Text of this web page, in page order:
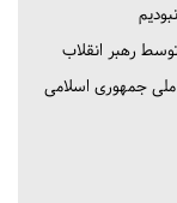
رهبر انقلاب
ملی جمهوری اسلامی